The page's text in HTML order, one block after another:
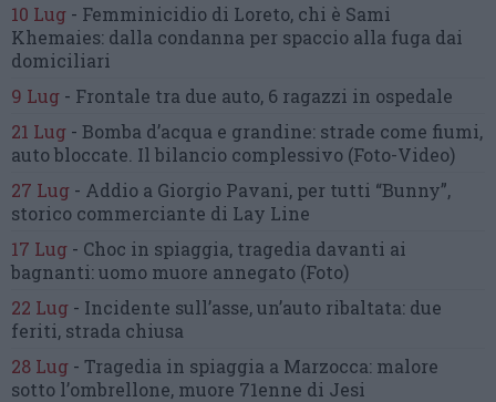
10 Lug - Femminicidio di Loreto, chi è Sami
Khemaies: dalla condanna per spaccio alla fuga dai
domiciliari
9 Lug - Frontale tra due auto, 6 ragazzi in ospedale
21 Lug - Bomba d’acqua e grandine: strade come fiumi,
auto bloccate. Il bilancio complessivo (Foto-Video)
27 Lug - Addio a Giorgio Pavani, per tutti “Bunny”,
storico commerciante di Lay Line
17 Lug - Choc in spiaggia, tragedia davanti ai
bagnanti:uomo muore annegato (Foto)
22 Lug - Incidente sull’asse, un’auto ribaltata: due
feriti, strada chiusa
28 Lug - Tragedia in spiaggia a Marzocca: malore
sotto l’ombrellone, muore 71enne di Jesi